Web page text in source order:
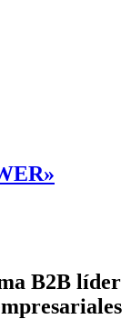
B2B líder